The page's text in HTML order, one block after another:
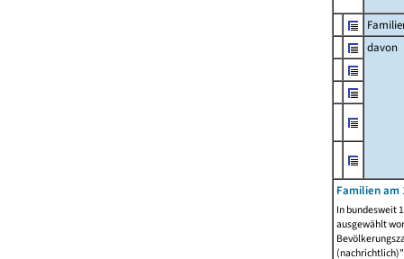
davon
Familien am
In bundesweit
ausgewählt